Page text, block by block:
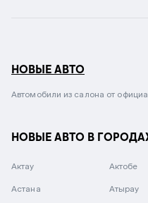
НОВЫЕ АВТО
Автомобили из салона от
НОВЫЕ АВТО В
Актау Актобе
Астана Атырау